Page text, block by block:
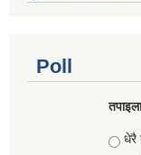
Poll
धेरै